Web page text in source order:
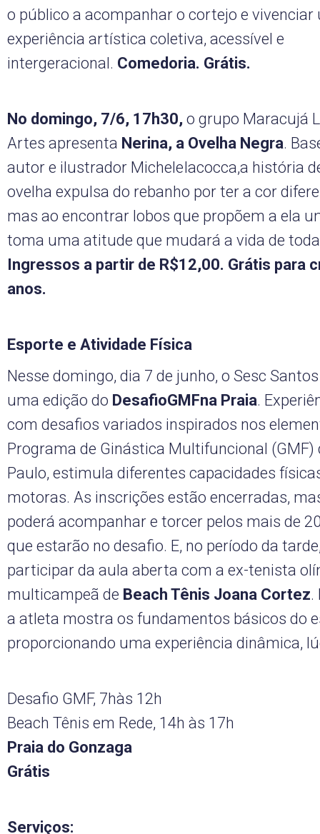
o público a acompanhar o cortejo e vivenciar
experiência artística coletiva, acessível e
intergeracional. Comedoria. Grátis.
No domingo, 7/6, 17h30, o grupo Maracujá
Artes apresenta Nerina, a Ovelha Negra.
autor e ilustrador MicheleIacocca,a história
ovelha expulsa do rebanho por ter a cor
mas ao encontrar lobos que propõem a ela
toma uma atitude que mudará a vida de
Ingressos a partir de R$12,00. Grátis para
anos.
Esporte e Atividade Física
Nesse domingo, dia 7 de junho, o Sesc
uma edição do DesafioGMFna Praia.
com desafios variados inspirados nos
Programa de Ginástica Multifuncional (GMF)
Paulo, estimula diferentes capacidades
motoras. As inscrições estão encerradas,
poderá acompanhar e torcer pelos mais de
que estarão no desafio. E, no período da
participar da aula aberta com a ex-tenista
multicampeã de Beach Tênis Joana Cortez.
a atleta mostra os fundamentos básicos do
proporcionando uma experiência dinâmica,
Desafio GMF, 7hàs 12h
Beach Tênis em Rede, 14h às 17h
Praia do Gonzaga
Grátis
Serviços: